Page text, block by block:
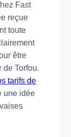
Fast
reçue
toute
être
de Torfou.
tarifs de
une idée